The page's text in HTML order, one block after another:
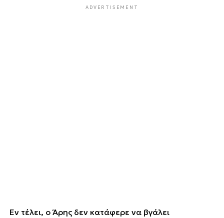
ADVERTISEMENT
Εν τέλει, ο Άρης δεν κατάφερε να βγάλει